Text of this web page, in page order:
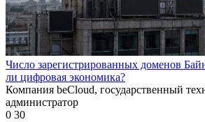
Число зарегистрированных доменов
ли цифровая экономика?
Компания beCloud, государственный
администратор
0 30